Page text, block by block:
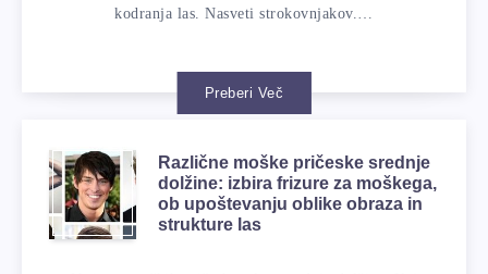
kodranja las. Nasveti strokovnjakov.…
Preberi Več
Različne moške pričeske srednje
dolžine: izbira frizure za moškega,
ob upoštevanju oblike obraza in
strukture las